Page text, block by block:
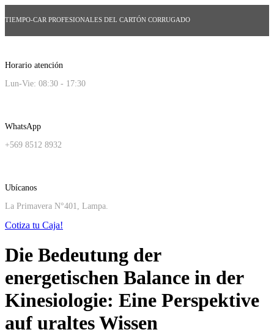
TIEMPO-CAR PROFESIONALES DEL CARTÓN CORRUGADO
Horario atención
Lun-Vie: 08:30 - 17:30
WhatsApp
+569 8512 8932
Ubícanos
La Primavera N°401, Lampa.
Cotiza tu Caja!
Die Bedeutung der
energetischen Balance in der
Kinesiologie: Eine Perspektive
auf uraltes Wissen